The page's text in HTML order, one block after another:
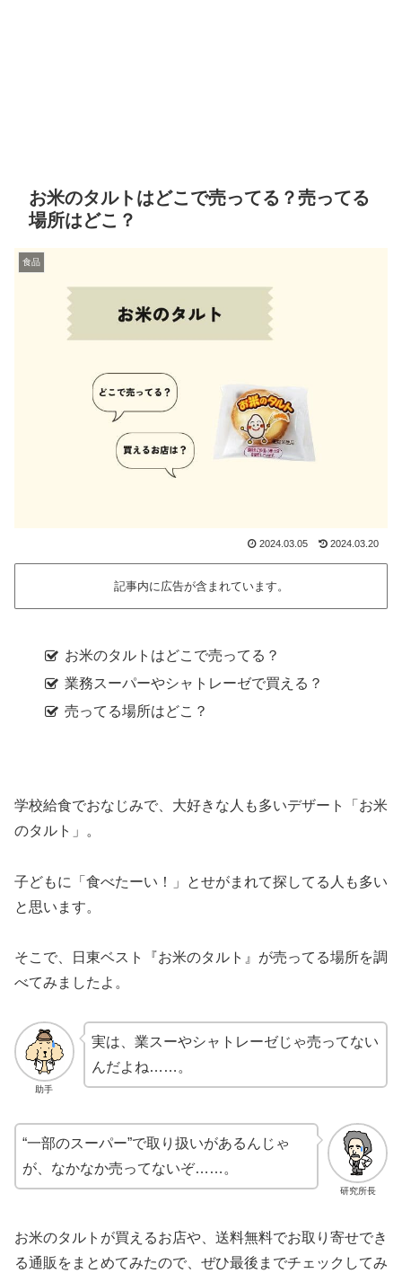
お米のタルトはどこで売ってる？売ってる
場所はどこ？
食品
2024.03.05 2024.03.20
記事内に広告が含まれています。
お米のタルトはどこで売ってる？
業務スーパーやシャトレーゼで買える？
売ってる場所はどこ？
学校給食でおなじみで、大好きな人も多いデザート「お米
のタルト」。
子どもに「食べたーい！」とせがまれて探してる人も多い
と思います。
そこで、日東ベスト『お米のタルト』が売ってる場所を調
べてみましたよ。
助手
実は、業スーやシャトレーゼじゃ売ってない
んだよね……。
研究所長
“一部のスーパー”で取り扱いがあるんじゃ
が、なかなか売ってないぞ……。
お米のタルトが買えるお店や、送料無料でお取り寄せでき
る通販をまとめてみたので、ぜひ最後までチェックしてみ